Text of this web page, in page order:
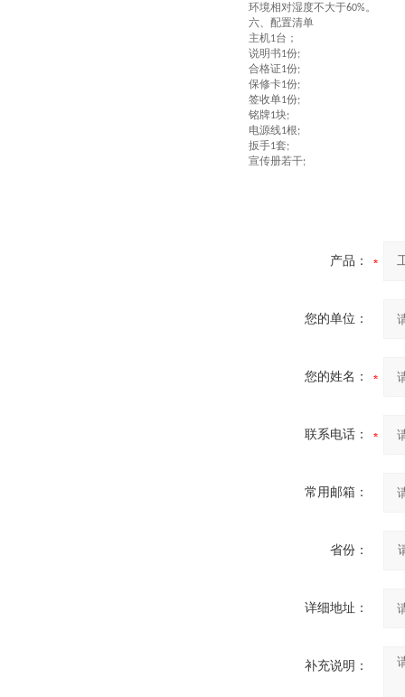
环境相对湿度不大于60%。
六、配置清单
主机1台；
说明书1份;
合格证1份;
保修卡1份;
签收单1份;
铭牌1块;
电源线1根;
扳手1套;
宣传册若干;
产品：
您的单位：
您的姓名：
联系电话：
常用邮箱：
省份：
详细地址：
补充说明：